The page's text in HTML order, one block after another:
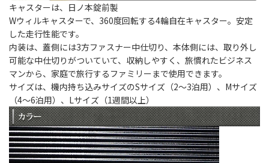
キャスターは、日ノ本錠前製
Wウィルキャスターで、360度回転する4輪自在キャスター。安定
した走行性能です。
内装は、蓋側には3方ファスナー中仕切り、本体側には、取り外し
可能な中仕切りがついていて、収納しやすく、旅慣れたビジネス
マンから、家庭で旅行するファミリーまで使用できます。
サイズは、機内持ち込みサイズのSサイズ（2～3泊用）、Mサイズ
（4～6泊用）、Lサイズ（1週間以上）